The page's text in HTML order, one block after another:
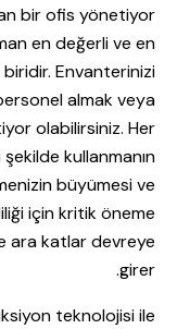
bir ofis yönetiyor
en değerli ve en
Envanterinizi
almak veya
olabilirsiniz. Her
kullanmanın
büyümesi ve
için kritik öneme
ara katlardevreye
girer.
teknolojisi ile